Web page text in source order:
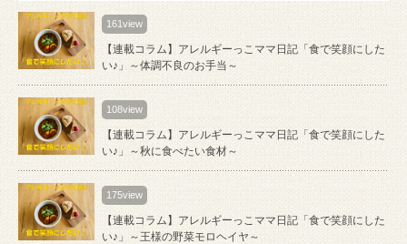
161view
【連載コラム】アレルギーっこママ日記「食で笑顔にした
い♪」～体調不良のお手当～
108view
【連載コラム】アレルギーっこママ日記「食で笑顔にした
い♪」～秋に食べたい食材～
175view
【連載コラム】アレルギーっこママ日記「食で笑顔にした
い♪」～王様の野菜モロヘイヤ～